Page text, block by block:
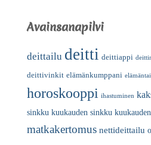
Avainsanapilvi
deittailu deitti deittiappi
deittivinkit elämänkumppani
horoskooppi ihastuminen
sinkku kuukauden sinkku
matkakertomus nettideittailu